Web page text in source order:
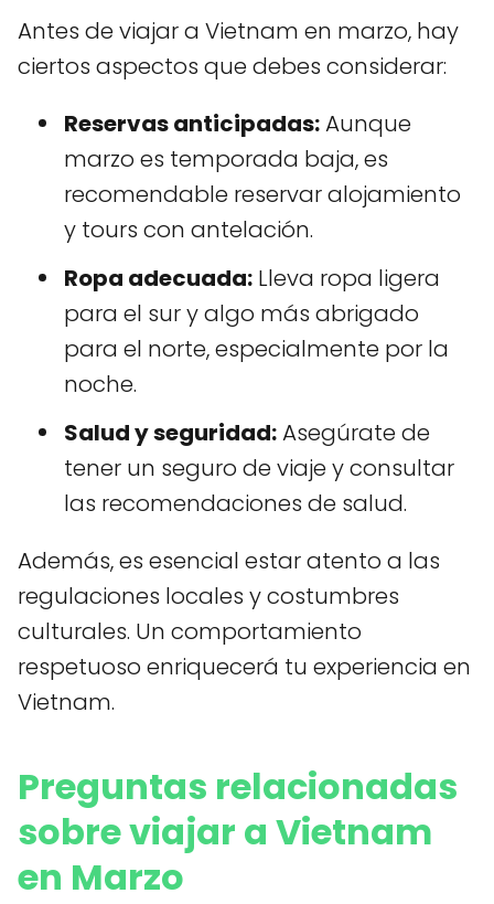
Antes de viajar a Vietnam en marzo, hay
ciertos aspectos que debes considerar:
Reservas anticipadas:Aunque
marzo es temporada baja, es
recomendable reservar alojamiento
y tours con antelación.
Ropa adecuada: Lleva ropa ligera
para el sur y algo más abrigado
para el norte, especialmente por la
noche.
Salud y seguridad:Asegúrate de
tener un seguro de viaje y consultar
las recomendaciones de salud.
Además, es esencial estar atento a las
regulaciones locales y costumbres
culturales. Un comportamiento
respetuoso enriquecerá tu experiencia en
Vietnam.
Preguntas relacionadas
sobre viajar a Vietnam
en Marzo